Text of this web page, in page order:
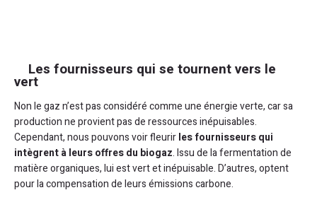
Les fournisseurs qui se tournent vers le
vert
Non le gaz n’est pas considéré comme une énergie verte, car sa
production ne provient pas de ressources inépuisables.
Cependant, nous pouvons voir fleurirles fournisseurs qui
intègrent à leurs offres du biogaz. Issu de la fermentation de
matière organiques, lui est vert et inépuisable. D’autres, optent
pour la compensation de leurs émissions carbone.